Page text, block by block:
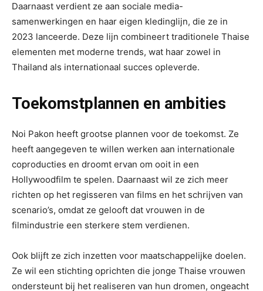
Daarnaast verdient ze aan sociale media-
samenwerkingen en haar eigen kledinglijn, die ze in
2023 lanceerde. Deze lijn combineert traditionele Thaise
elementen met moderne trends, wat haar zowel in
Thailand als internationaal succes opleverde.
Toekomstplannen en ambities
Noi Pakon heeft grootse plannen voor de toekomst. Ze
heeft aangegeven te willen werken aan internationale
coproducties en droomt ervan om ooit in een
Hollywoodfilm te spelen. Daarnaast wil ze zich meer
richten op het regisseren van films en het schrijven van
scenario’s, omdat ze gelooft dat vrouwen in de
filmindustrie een sterkere stem verdienen.
Ook blijft ze zich inzetten voor maatschappelijke doelen.
Ze wil een stichting oprichten die jonge Thaise vrouwen
ondersteunt bij het realiseren van hun dromen, ongeacht